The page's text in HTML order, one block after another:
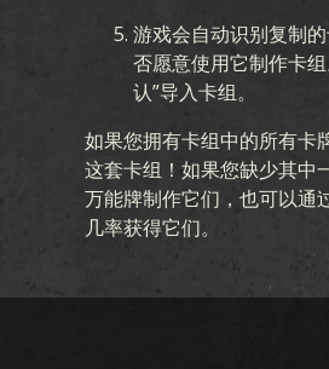
游戏会自动识别复制
否愿意使用它制作卡
认”导入卡组。
如果您拥有卡组中的所有卡
这套卡组！如果您缺少其中
万能牌制作它们，也可以通
几率获得它们。